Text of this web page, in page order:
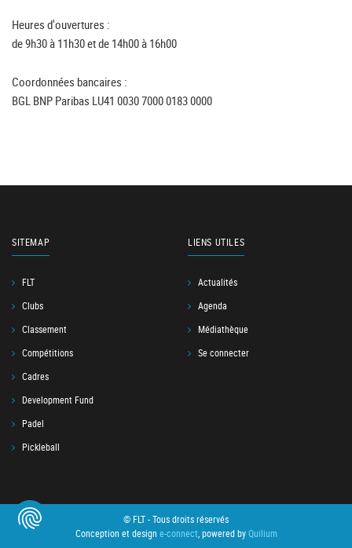
Heures d'ouvertures :
de 9h30 à 11h30 et de 14h00 à 16h00
Coordonnées bancaires :
BGL BNP Paribas LU41 0030 7000 0183 0000
SITEMAP
FLT
Clubs
Classement
Compétitions
Cadres
Development Fund
Padel
Pickleball
LIENS UTILES
Actualités
Agenda
Médiathèque
Se connecter
© FLT - Tous droits réservés
Conception et design e-connect, powered byQuilium